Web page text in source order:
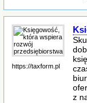
https://taxform.pl
z